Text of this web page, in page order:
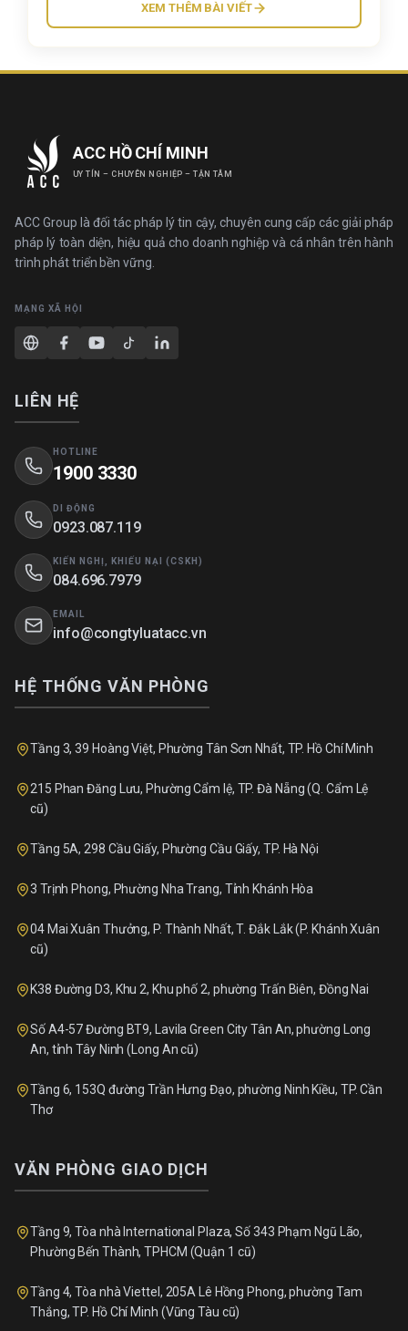
XEM THÊM BÀI VIẾT
ACC HỒ CHÍ MINH
UY TÍN – CHUYÊN NGHIỆP – TẬN TÂM
ACC Group là đối tác pháp lý tin cậy, chuyên cung cấp các giải pháp
pháp lý toàn diện, hiệu quả cho doanh nghiệp và cá nhân trên hành
trình phát triển bền vững.
MẠNG XÃ HỘI
LIÊN HỆ
HOTLINE
1900 3330
DI ĐỘNG
0923.087.119
KIẾN NGHỊ, KHIẾU NẠI (CSKH)
084.696.7979
EMAIL
info@congtyluatacc.vn
HỆ THỐNG VĂN PHÒNG
Tầng 3, 39 Hoàng Việt, Phường Tân Sơn Nhất, TP. Hồ Chí Minh
215 Phan Đăng Lưu, Phường Cẩm lệ, TP. Đà Nẵng (Q. Cẩm Lệ
cũ)
Tầng 5A, 298 Cầu Giấy, Phường Cầu Giấy, TP. Hà Nội
3 Trịnh Phong, Phường Nha Trang, Tỉnh Khánh Hòa
04 Mai Xuân Thưởng, P. Thành Nhất, T. Đắk Lắk (P. Khánh Xuân
cũ)
K38 Đường D3, Khu 2, Khu phố 2, phường Trấn Biên, Đồng Nai
Số A4-57 Đường BT9, Lavila Green City Tân An, phường Long
An, tỉnh Tây Ninh (Long An cũ)
Tầng 6, 153Q đường Trần Hưng Đạo, phường Ninh Kiều, TP. Cần
Thơ
VĂN PHÒNG GIAO DỊCH
Tầng 9, Tòa nhà International Plaza, Số 343 Phạm Ngũ Lão,
Phường Bến Thành, TPHCM (Quận 1 cũ)
Tầng 4, Tòa nhà Viettel, 205A Lê Hồng Phong, phường Tam
Thắng, TP. Hồ Chí Minh (Vũng Tàu cũ)